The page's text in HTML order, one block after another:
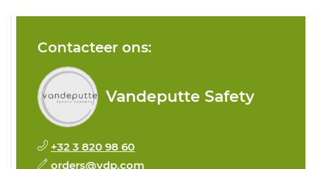
Contacteer ons:
Vandeputte Safety
+32 3 820 98 60
orders@vdp.com